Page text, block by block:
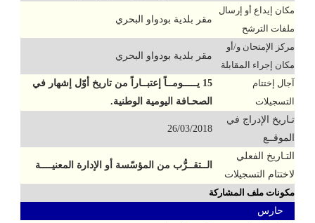
مكان إيداع أو إرسال
ملفات الترشح
مقر بلدية بودواو البحري
مركز الإمتحان و/أو
مكان إجراء المقابلة
مقر بلدية بودواو البحري
آجال إختتام
التسجيلات
15 يـــــومــاً إعتبــاراً من تاريخ أوّل إشهار في
الصحـافة اليومية الوطنية.
تـاريخ الإدراج في
الموقــع
26/03/2018
التـاريخ الفعلي
لاختتام التسجيلات
الــتقــرُّب من المؤسّسة أو الإدارة المعنيــــة
مكونات ملف المشاركة
حارس